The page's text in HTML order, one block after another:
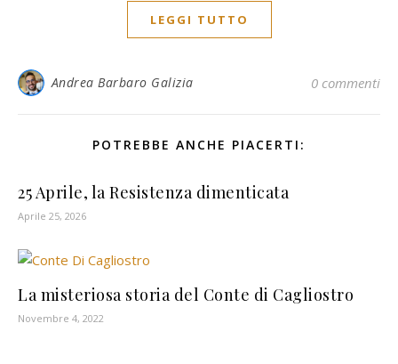
LEGGI TUTTO
Andrea Barbaro Galizia 0 commenti
POTREBBE ANCHE PIACERTI:
25 Aprile, la Resistenza dimenticata
Aprile 25, 2026
La misteriosa storia del Conte di Cagliostro
Novembre 4, 2022